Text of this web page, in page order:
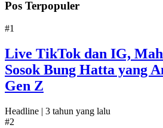
Pos Terpopuler
#1
Live TikTok dan IG,
Sosok Bung Hatta yang
Gen Z
Headline | 3 tahun yang lalu
#2